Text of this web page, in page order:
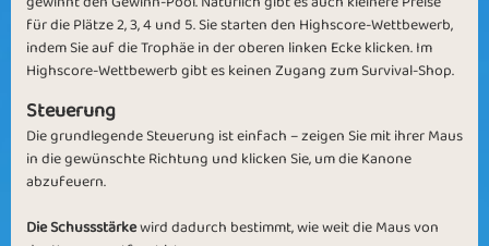
In the Brain Lucky Number
für die Plätze 2, 3, 4 und 5. Sie starten den Highscore-Wettbewerb,
indem Sie auf die Trophäe in der oberen linken Ecke klicken. Im
Highscore-Wettbewerb gibt es keinen Zugang zum Survival-Shop.
Steuerung
Die grundlegende Steuerung ist einfach – zeigen Sie mit ihrer Maus
in die gewünschte Richtung und klicken Sie, um die Kanone
abzufeuern.
Die Schussstärkewird dadurch bestimmt, wie weit die Maus von